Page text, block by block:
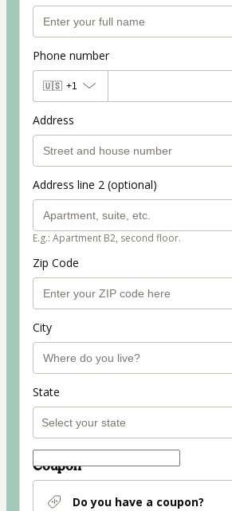
Phone number
🇺🇸 +1
Address
Address line 2 (optional)
E.g.: Apartment B2, second floor.
Zip Code
City
State
Coupon
Do you have a coupon?